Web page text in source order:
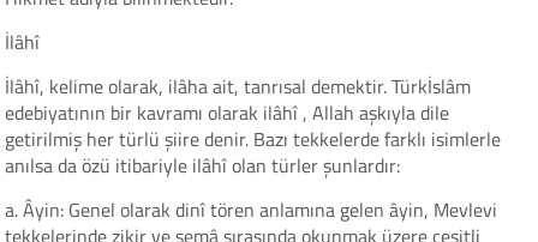
İlâhî
İlâhî, kelime olarak, ilâha ait, tanrısal demektir. Türkİslâm
edebiyatının bir kavramı olarak ilâhî , Allah aşkıyla dile
getirilmiş her türlü şiire denir. Bazı tekkelerde farklı isimlerle
anılsa da özü itibariyle ilâhî olan türler şunlardır:
a. Âyin: Genel olarak dinî tören anlamına gelen âyin, Mevlevi
tekkelerinde zikir ve semâ sırasında okunmak üzere çeşitli